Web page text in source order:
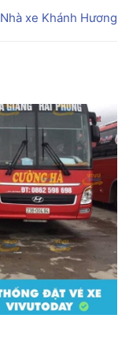
Nhà xe Khánh Hương